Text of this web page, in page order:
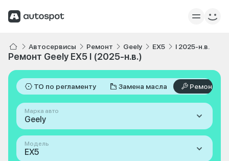
Автосервисы Ремонт Geely EX5 I 2025-н.в.
Ремонт Geely EX5 I (2025-н.в.)
ТО по регламенту Замена масла Ремонт
Марка авто
Geely
Модель
EX5